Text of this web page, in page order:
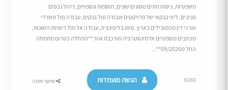
משפטיות, ניסוח חוזים מסוגים שונים, תוספות ונספחים, ניהול נכסים
מניבים, ליווי בנקאי של פרויקטים ועבודה מול בנקים, עבודה מול משרדי
עורכי דין מהמובילים בארץ, סיוע בליטיגציה, עבודה אל מול רשויות השונות,
מכתבים משפטיים אדמינסטרציה מורכבת ועוד.**התחלה כטרום מתמחה
החל מ09/2026**...
76265 הגשת מועמדות שיתוף משרה